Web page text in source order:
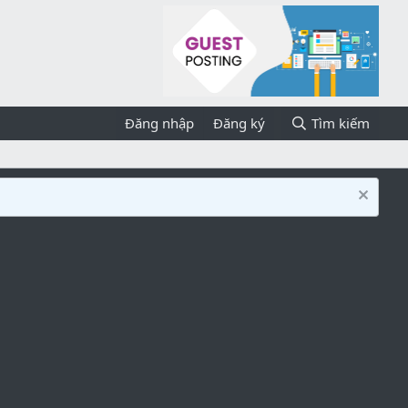
Đăng nhập Đăng ký Tìm kiếm